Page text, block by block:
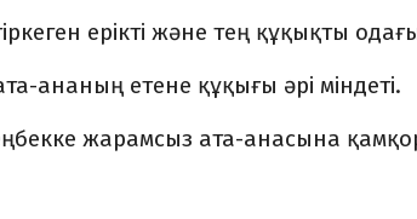
ерікті және тең құқықты
ананың етене құқығы әрі міндеті.
жарамсыз ата-анасына